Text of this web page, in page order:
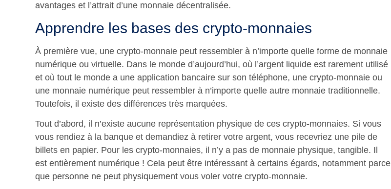
avantages et l’attrait d’une monnaie décentralisée.
Apprendre les bases des crypto-monnaies
À première vue, une crypto-monnaie peut ressembler à n’importe quelle forme de monnaie
numérique ou virtuelle. Dans le monde d’aujourd’hui, où l’argent liquide est rarement utilisé
et où tout le monde a une application bancaire sur son téléphone, une crypto-monnaie ou
une monnaie numérique peut ressembler à n’importe quelle autre monnaie traditionnelle.
Toutefois, il existe des différences très marquées.
Tout d’abord, il n’existe aucune représentation physique de ces crypto-monnaies. Si vous
vous rendiez à la banque et demandiez à retirer votre argent, vous recevriez une pile de
billets en papier. Pour les crypto-monnaies, il n’y a pas de monnaie physique, tangible. Il
est entièrement numérique ! Cela peut être intéressant à certains égards, notamment parce
que personne ne peut physiquement vous voler votre crypto-monnaie.